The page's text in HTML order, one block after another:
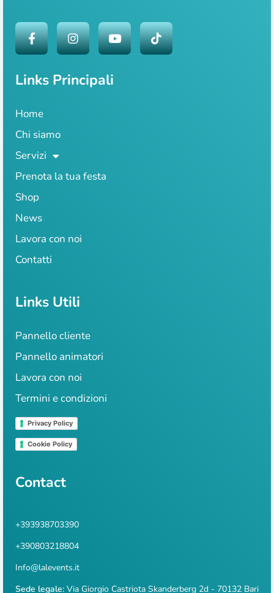
Links Principali
Home
Chi siamo
Servizi
Prenota la tua festa
Shop
News
Lavora con noi
Contatti
Links Utili
Pannello cliente
Pannello animatori
Lavora con noi
Termini e condizioni
Privacy Policy
Cookie Policy
Contact
+393938703390
+390803218804
Info@lalevents.it
Sede legale: Via Giorgio Castriota Skanderberg 2d - 70132 Bari